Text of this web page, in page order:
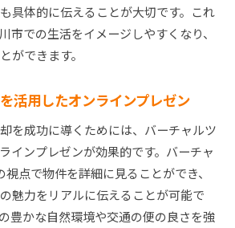
具体的に伝えることが大切です。これ
市での生活をイメージしやすくなり、
ができます。
活用したオンラインプレゼン
を成功に導くためには、バーチャルツ
インプレゼンが効果的です。バーチャ
点で物件を詳細に見ることができ、
魅力をリアルに伝えることが可能で
豊かな自然環境や交通の便の良さを強